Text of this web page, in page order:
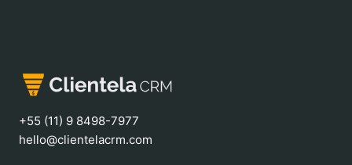
+55 (11) 9 8498-7977
hello@clientelacrm.com